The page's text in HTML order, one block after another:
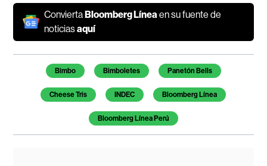
ConviertaBloomberg Línea en su fuente de
noticiasaquí
Temas de este artículo
Bimbo Bimboletes Panetón Bells
Cheese Tris INDEC Bloomberg Línea
Bloomberg Línea Perú